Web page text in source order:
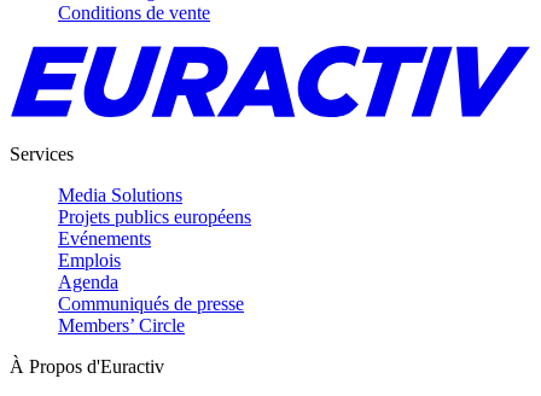
Conditions de vente
Services
Media Solutions
Projets publics européens
Evénements
Emplois
Agenda
Communiqués de presse
Members’ Circle
À Propos d'Euractiv